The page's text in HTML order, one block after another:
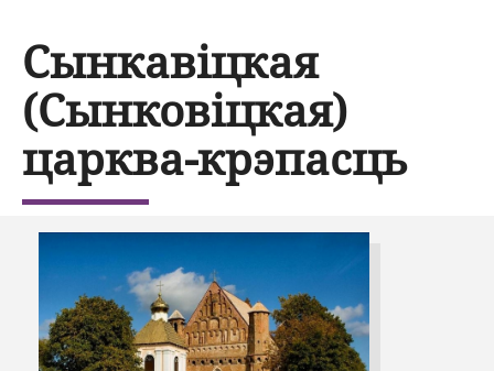
Сынкавіцкая
(Сынковіцкая)
царква-крэпасць